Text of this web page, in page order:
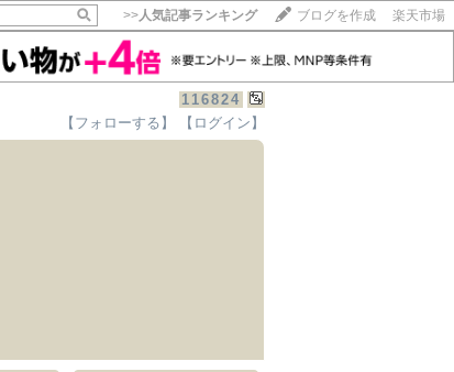
>>人気記事ランキング ブログを作成 楽天市場
116824
【フォローする】 【ログイン】